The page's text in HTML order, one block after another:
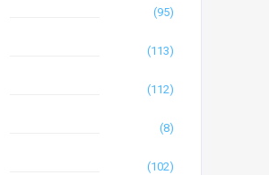
(95)
(113)
(112)
(8)
(102)